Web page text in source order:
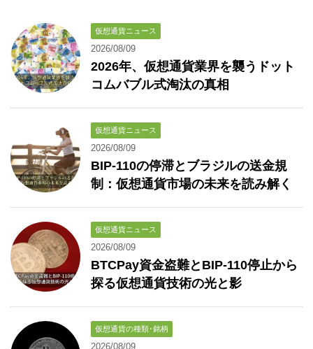
仮想通貨ニュース
2026/08/09
2026年、仮想通貨業界を襲うドット
コムバブル式淘汰の真相
仮想通貨ニュース
2026/08/09
BIP-110の停滞とブラジルの送金規
制：仮想通貨市場の未来を読み解く
仮想通貨ニュース
2026/08/09
BTCPay資金盗難とBIP-110停止から
探る仮想通貨技術の光と影
仮想通貨の種類･銘柄
2026/08/09